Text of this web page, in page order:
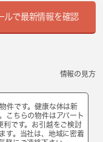
ルで最新情報を確認
情報の見方
件です。健康な体は新
こちらの物件はアパート
利です。お引越をご検討
す。当社は、地域に密着